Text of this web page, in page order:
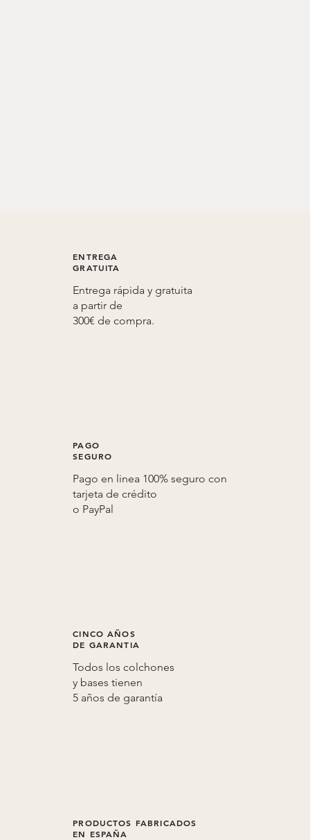
ENTREGA
GRATUITA
Entrega rápida y gratuita
a partir de
300€ de compra.
PAGO
SEGURO
Pago en linea 100% seguro con
tarjeta de crédito
o PayPal
CINCO AÑOS
DE GARANTIA
Todos los colchones
y bases tienen
5 años de garantía
PRODUCTOS FABRICADOS
EN ESPAÑA